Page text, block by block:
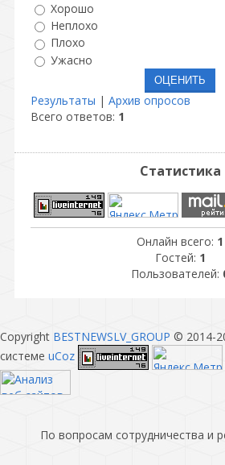
Хорошо
Неплохо
Плохо
Ужасно
Результаты | Архив опросов
Всего ответов: 1
Статистика
Онлайн всего: 1
Гостей: 1
Пользователей:
Copyright BESTNEWSLV_GROUP © 2014-
системе uCoz
По вопросам сотрудничества и